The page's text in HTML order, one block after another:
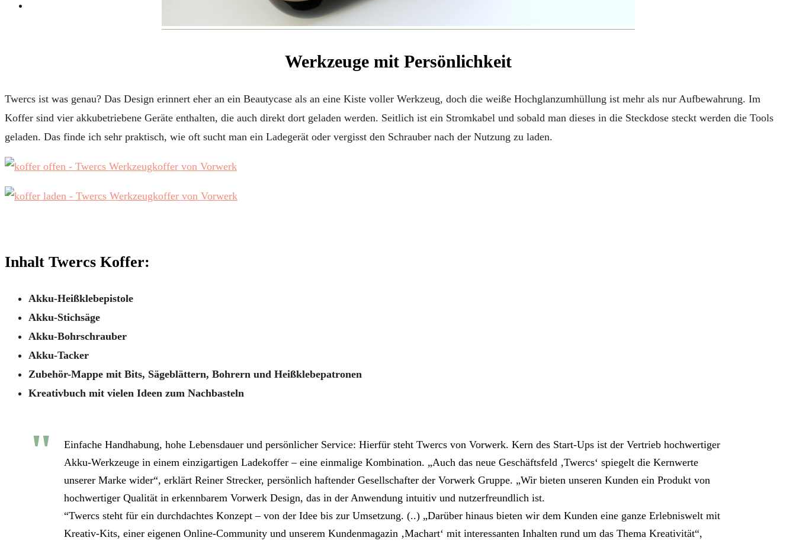
Werkzeuge mit Persönlichkeit
Twercs ist was genau? Das Design erinnert eher an ein Beautycase als an eine Kiste voller Werkzeug, doch die weiße Hochglanzumhüllung ist mehr als nur Aufbewahrung. Im
Koffer sind vier akkubetriebene Geräte enthalten, die auch direkt dort geladen werden. Seitlich ist ein Stromkabel und sobald man dieses in die Steckdose steckt werden die Tools
geladen. Das finde ich sehr praktisch, wie oft sucht man ein Ladegerät oder vergisst den Schrauber nach der Nutzung zu laden.
Inhalt Twercs Koffer:
Akku-Heißklebepistole
Akku-Stichsäge
Akku-Bohrschrauber
Akku-Tacker
Zubehör-Mappe mit Bits, Sägeblättern, Bohrern und Heißklebepatronen
Kreativbuch mit vielen Ideen zum Nachbasteln
Einfache Handhabung, hohe Lebensdauer und persönlicher Service: Hierfür steht Twercs von Vorwerk. Kern des Start-Ups ist der Vertrieb hochwertiger
Akku-Werkzeuge in einem einzigartigen Ladekoffer – eine einmalige Kombination. „Auch das neue Geschäftsfeld ‚Twercs‘ spiegelt die Kernwerte
unserer Marke wider“, erklärt Reiner Strecker, persönlich haftender Gesellschafter der Vorwerk Gruppe. „Wir bieten unseren Kunden ein Produkt von
hochwertiger Qualität in erkennbarem Vorwerk Design, das in der Anwendung intuitiv und nutzerfreundlich ist.
“Twercs steht für ein durchdachtes Konzept – von der Idee bis zur Umsetzung. (..) „Darüber hinaus bieten wir dem Kunden eine ganze Erlebniswelt mit
Kreativ-Kits, einer eigenen Online-Community und unserem Kundenmagazin ‚Machart‘ mit interessanten Inhalten rund um das Thema Kreativität“,